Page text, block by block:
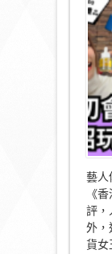
藝人
《
評，
外，
貨女